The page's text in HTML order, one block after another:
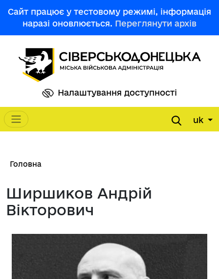
Сайт працює у тестовому режимі, інформація
наразі оновлюється. Переглянути архів
Налаштування доступності
Main navigation uk
Рядок навіґації
Головна
Ширшиков Андрій
Вікторович